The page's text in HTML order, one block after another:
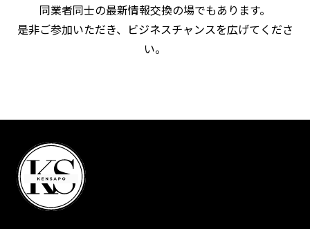
同業者同士の最新情報交換の場でもあります。
是非ご参加いただき、ビジネスチャンスを広げてくださ
い。